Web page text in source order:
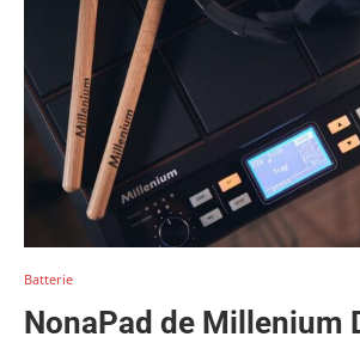
Batterie
NonaPad de Millenium